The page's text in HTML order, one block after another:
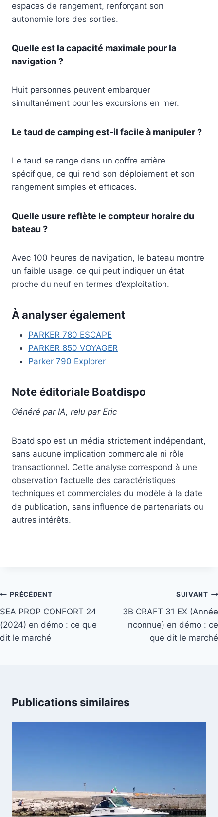
espaces de rangement, renforçant son
autonomie lors des sorties.
Quelle est la capacité maximale pour la
navigation ?
Huit personnes peuvent embarquer
simultanément pour les excursions en mer.
Le taud de camping est-il facile à manipuler ?
Le taud se range dans un coffre arrière
spécifique, ce qui rend son déploiement et son
rangement simples et efficaces.
Quelle usure reflète le compteur horaire du
bateau ?
Avec 100 heures de navigation, le bateau montre
un faible usage, ce qui peut indiquer un état
proche du neuf en termes d’exploitation.
À analyser également
PARKER 780 ESCAPE
PARKER 850 VOYAGER
Parker 790 Explorer
Note éditoriale Boatdispo
Généré par IA, relu par Eric
Boatdispo est un média strictement indépendant,
sans aucune implication commerciale ni rôle
transactionnel. Cette analyse correspond à une
observation factuelle des caractéristiques
techniques et commerciales du modèle à la date
de publication, sans influence de partenariats ou
autres intérêts.
Navigation
de
l’article
PRÉCÉDENT
SEA PROP CONFORT 24
(2024) en démo : ce que
dit le marché
SUIVANT
3B CRAFT 31 EX (Année
inconnue) en démo : ce
que dit le marché
Publications similaires